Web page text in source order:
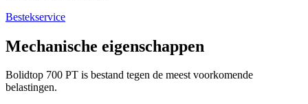
Bestekservice
Mechanische eigenschappen
Bolidtop 700 PT is bestand tegen de meest voorkomende
belastingen.